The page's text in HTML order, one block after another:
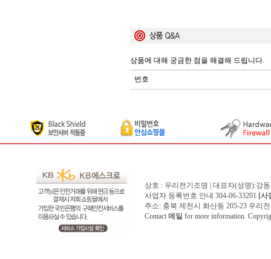
상품에 대해 궁금한 점을 해결해 드립니다.
번호
상호 : 우리전기조명 | 대표자(성명):강
사업자 등록번호 안내 304-06-33201 [사
주소: 충북 제천시 화산동 205-23 우리
Contact 메일 for more information.